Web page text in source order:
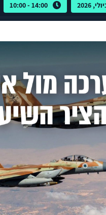
14:00 - 10:00